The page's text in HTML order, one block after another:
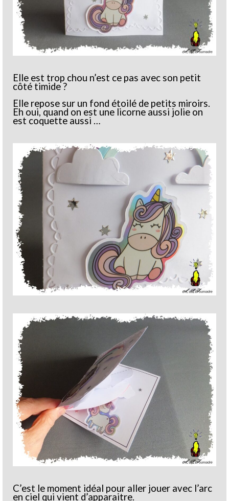
Elle est trop chou n’est ce pas avec son petit
côté timide ?
Elle repose sur un fond étoilé de petits miroirs.
Eh oui, quand on est une licorne aussi jolie on
est coquette aussi …
C’est le moment idéal pour aller jouer avec l’arc
en ciel qui vient d’apparaitre.